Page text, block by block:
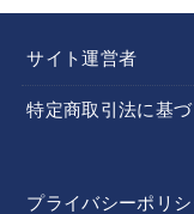
サイト運営者
特定商取引法に基
プライバシーポリ